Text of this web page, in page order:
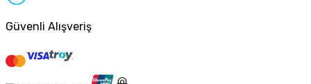
Güvenli Alışveriş